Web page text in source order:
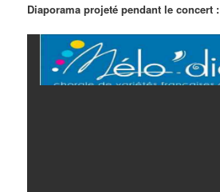
Diaporama projeté pendant le concert :